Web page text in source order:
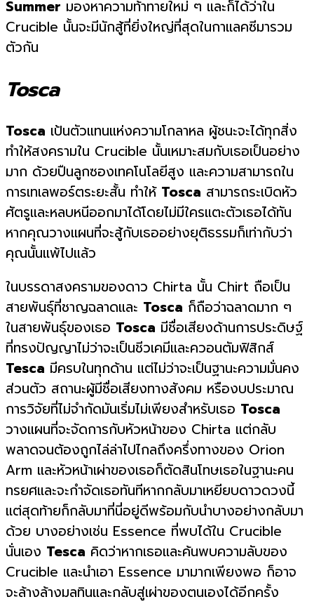
Summer มองหาความท้าทายใหม่ ๆ และก็ได้ว่าใน
Crucible นั้นจะมีนักสู้ที่ยิ่งใหญ่ที่สุดในกาแลคซีมารวม
ตัวกัน
Tosca
Tosca เป้นตัวแทนแห่งความโกลาหล ผู้ชนะจะได้ทุกสิ่ง
ทำให้สงครามใน Crucible นั้นเหมาะสมกับเธอเป็นอย่าง
มาก ด้วยปืนลูกซองเทคโนโลยีสูง และความสามารถใน
การเทเลพอร์ตระยะสั้น ทำให้ Tosca สามารถระเบิดหัว
ศัตรูและหลบหนีออกมาได้โดยไม่มีใครแตะตัวเธอได้ทัน
หากคุณวางแผนที่จะสู้กับเธออย่างยุติธรรมก็เท่ากับว่า
คุณนั้นแพ้ไปแล้ว
ในบรรดาสงครามของดาว Chirta นั้น Chirt ถือเป็น
สายพันธุ์ที่ชาญฉลาดและ Tosca ก็ถือว่าฉลาดมาก ๆ
ในสายพันธุ์ของเธอ Tosca มีชื่อเสียงด้านการประดิษฐ์
ที่ทรงปัญญาไม่ว่าจะเป็นชีวเคมีและควอนตัมฟิสิกส์
Tesca มีครบในทุกด้าน แต่ไม่ว่าจะเป็นฐานะความมั่นคง
ส่วนตัว สถานะผู้มีชื่อเสียงทางสังคม หรืองบประมาณ
การวิจัยที่ไม่จำกัดมันเริ่มไม่เพียงสำหรับเธอ Tosca
วางแผนที่จะจัดการกับหัวหน้าของ Chirta แต่กลับ
พลาดจนต้องถูกไล่ล่าไปไกลถึงครึ่งทางของ Orion
Arm และหัวหน้าเผ่าของเธอก็ตัดสินโทษเธอในฐานะคน
ทรยศและจะกำจัดเธอทันทีหากกลับมาเหยียบดาวดวงนี้
แต่สุดท้ายก็กลับมาที่นี่อยู่ดีพร้อมกับนำบางอย่างกลับมา
ด้วย บางอย่างเช่น Essence ที่พบได้ใน Crucible
นั่นเอง Tesca คิดว่าหากเธอและค้นพบความลับของ
Crucible และนำเอา Essence มามากเพียงพอ ก็อาจ
จะล้างล้างมลทินและกลับสู่เผ่าของตนเองได้อีกครั้ง